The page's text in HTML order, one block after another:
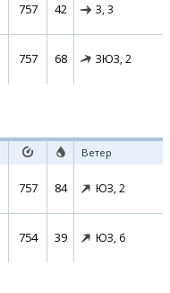
757 42 З, 3
757 68 ЗЮЗ, 2
Ветер
757 84 ЮЗ, 2
754 39 ЮЗ, 6